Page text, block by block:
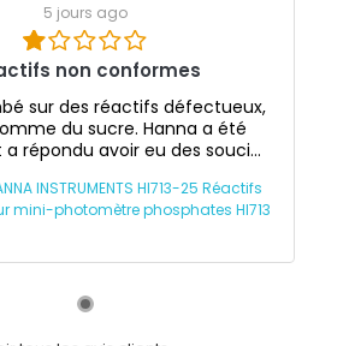
5 jours ago
non conformes
sur des réactifs défectueux,
du sucre. Hanna a été
répondu avoir eu des souci...
INSTRUMENTS HI713-25 Réactifs
mini-photomètre phosphates HI713